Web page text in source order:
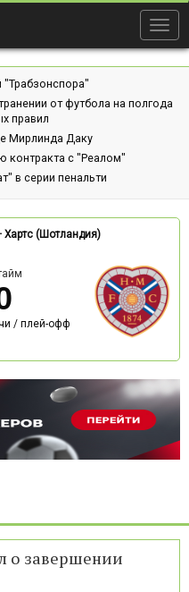
от футбола на полгода
правил
Мирлинда Даку
контракта с "Реалом"
в серии пенальти
Хартс (Шотландия)
/ плей-офф
о завершении